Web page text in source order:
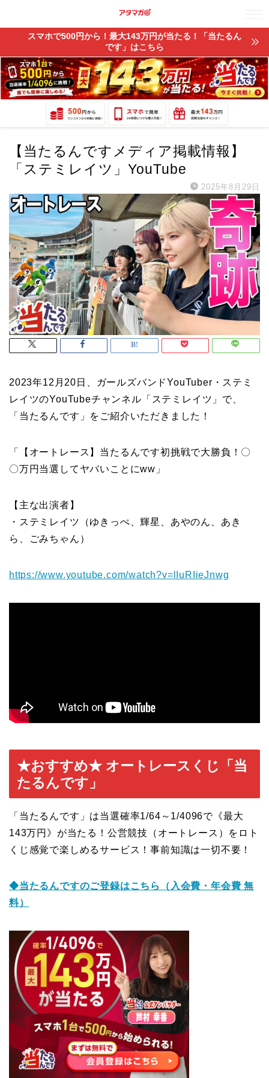
スマホで500円から！最大143万円が当たる！「当たるん
です」はこちら
【当たるんですメディア掲載情報】
「ステミレイツ」YouTube
2025年8月29日
2023年12月20日、ガールズバンドYouTuber・ステミ
レイツのYouTubeチャンネル「ステミレイツ」で、
「当たるんです」をご紹介いただきました！
「【オートレース】当たるんです初挑戦で大勝負！〇
〇万円当選してヤバいことにww」
【主な出演者】
・ステミレイツ（ゆきっぺ、輝星、あやのん、あき
ら、ごみちゃん）
https://www.youtube.com/watch?v=lIuRIieJnwg
★おすすめ★ オートレースくじ「当
たるんです」
「当たるんです」は当選確率1/64～1/4096で《最大
143万円》が当たる！公営競技（オートレース）をロト
くじ感覚で楽しめるサービス！事前知識は一切不要！
◆当たるんですのご登録はこち ら（入会費・年会費 無
料）